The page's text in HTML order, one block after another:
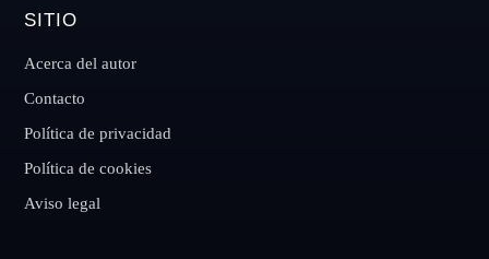
SITIO
Acerca del autor
Contacto
Política de privacidad
Política de cookies
Aviso legal